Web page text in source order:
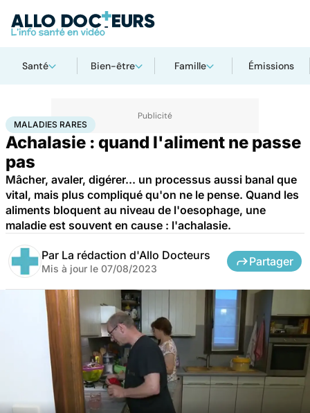
Santé Bien-être Famille Émissions
AccueilSantéMaladies Maladies raresMaladies rares
MALADIES RARES
Achalasie : quand l'aliment ne passe
pas
Mâcher, avaler, digérer... un processus aussi banal que
vital, mais plus compliqué qu'on ne le pense. Quand les
aliments bloquent au niveau de l'oesophage, une
maladie est souvent en cause : l'achalasie.
Par La rédaction d'Allo Docteurs
Mis à jour le 07/08/2023
Partager